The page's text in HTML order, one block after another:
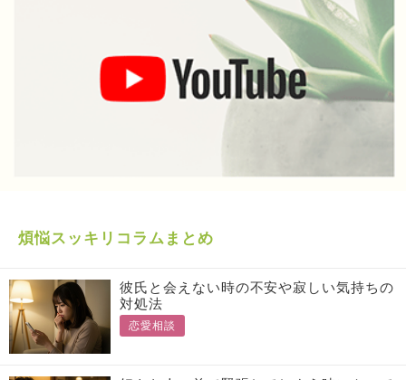
煩悩スッキリコラムまとめ
彼氏と会えない時の不安や寂しい気持ちの
対処法
恋愛相談